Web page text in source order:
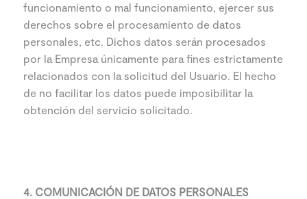
funcionamiento o mal funcionamiento, ejercer sus
derechos sobre el procesamiento de datos
personales, etc. Dichos datos serán procesados
por la Empresa únicamente para fines estrictamente
relacionados con la solicitud del Usuario. El hecho
de no facilitar los datos puede imposibilitar la
obtención del servicio solicitado.
4. COMUNICACIÓN DE DATOS PERSONALES